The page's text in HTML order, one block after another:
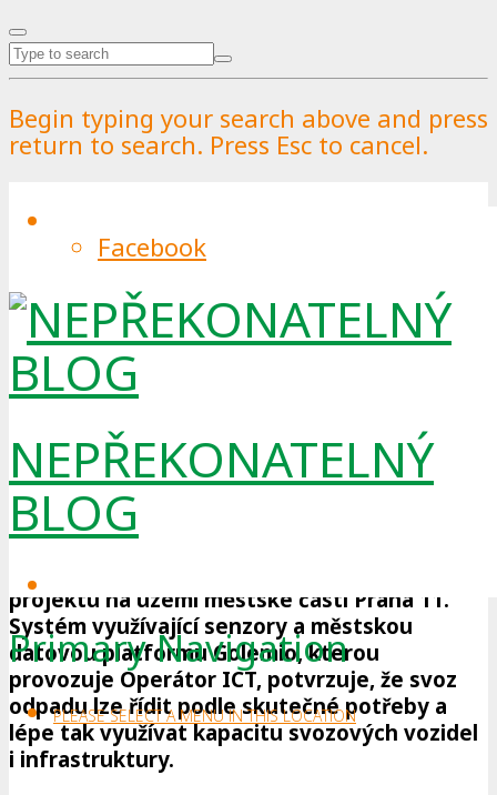
Begin typing your search above and press
return to search. Press Esc to cancel.
Facebook
NEPŘEKONATELNÝ
BLOG
Primary Navigation
PLEASE SELECT A MENU IN THIS LOCATION
Praha testuje dynamický svoz skla.
Projekt ukazuje efektivnější využití
kapacit
By
. Published on24.3.2026. 25.3.2026 0
Hlavní město ve spolupráci s městskými
společnostmi Operátor ICT, a.s., a Pražské
služby, a.s., testuje dynamický svoz skla. Nyní
projektu na území městské části Praha 11.
Systém využívající senzory a městskou
datovou platformu Golemio, kterou
provozuje Operátor ICT, potvrzuje, že svoz
odpadu lze řídit podle skutečné potřeby a
lépe tak využívat kapacitu svozových vozidel
i infrastruktury.